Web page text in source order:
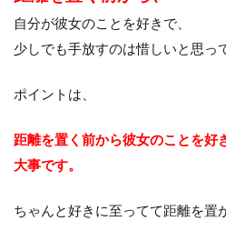
自分が彼女のことを好きで、
少しでも手放すのは惜しいと思っ
ポイントは、
距離を置く前から彼女のことを好
大事です。
ちゃんと好きに至ってて距離を置